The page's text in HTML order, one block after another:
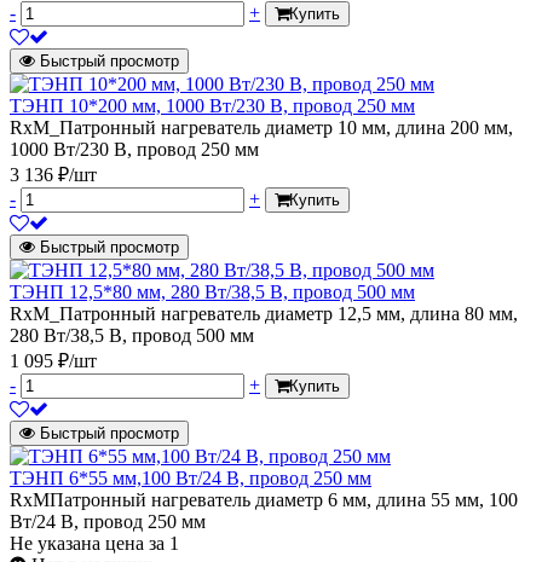
-
+ Купить
Быстрый просмотр
ТЭНП 10*200 мм, 1000 Вт/230 В, провод 250 мм
RxM_Патронный нагреватель диаметр 10 мм, длина 200 мм,
1000 Вт/230 В, провод 250 мм
3 136 ₽/шт
-
+ Купить
Быстрый просмотр
ТЭНП 12,5*80 мм, 280 Вт/38,5 В, провод 500 мм
RxM_Патронный нагреватель диаметр 12,5 мм, длина 80 мм,
280 Вт/38,5 В, провод 500 мм
1 095 ₽/шт
-
+ Купить
Быстрый просмотр
ТЭНП 6*55 мм,100 Вт/24 В, провод 250 мм
RxMПатронный нагреватель диаметр 6 мм, длина 55 мм, 100
Вт/24 В, провод 250 мм
Не указана цена за 1